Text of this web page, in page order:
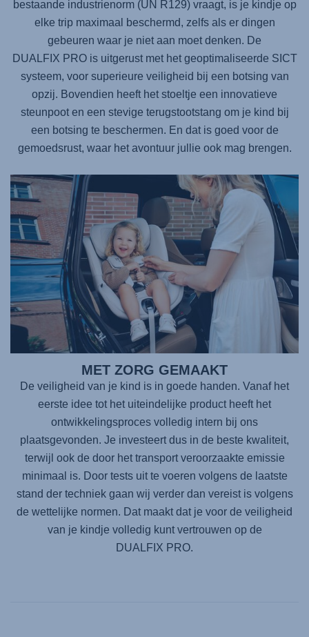
bestaande industrienorm (UN R129) vraagt, is je kindje op
elke trip maximaal beschermd, zelfs als er dingen
gebeuren waar je niet aan moet denken. De
DUALFIX PROis uitgerust met het geoptimaliseerde SICT
systeem, voor superieure veiligheid bij een botsing van
opzij. Bovendien heeft het stoeltje een innovatieve
steunpoot en een stevige terugstootstang om je kind bij
een botsing te beschermen. En dat is goed voor de
gemoedsrust, waar het avontuur jullie ook mag brengen.
MET ZORG GEMAAKT
De veiligheid van je kind is in goede handen. Vanaf het
eerste idee tot het uiteindelijke product heeft het
ontwikkelingsproces volledig intern bij ons
plaatsgevonden. Je investeert dus in de beste kwaliteit,
terwijl ook de door het transport veroorzaakte emissie
minimaal is. Door tests uit te voeren volgens de laatste
stand der techniek gaan wij verder dan vereist is volgens
de wettelijke normen. Dat maakt dat je voor de veiligheid
van je kindje volledig kunt vertrouwen op de
DUALFIX PRO.